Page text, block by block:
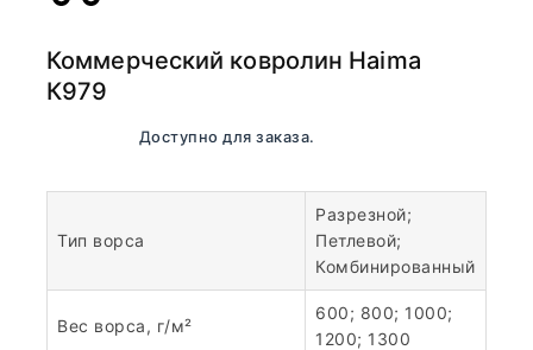
Коммерческий ковролин Haima
К979
В наличии. Доступно для заказа.
Тип ворса
Разрезной;
Петлевой;
Комбинированный
Вес ворса, г/м²
600; 800; 1000;
1200; 1300